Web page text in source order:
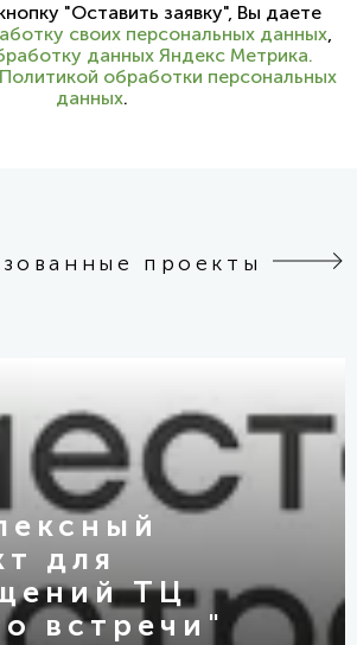
"Оставить заявку", Вы даете
своих персональных данных,
данных Яндекс Метрика.
Политикой обработки персональных
данных.
проекты
для
ТЦ
встречи"